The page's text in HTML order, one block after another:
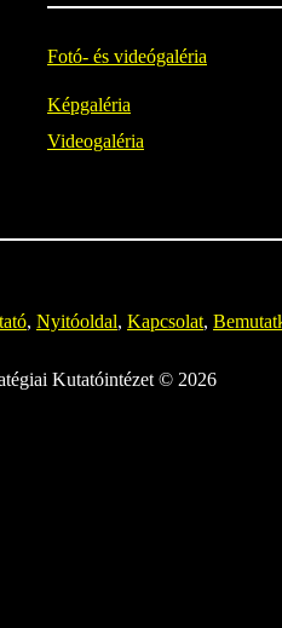
Fotó- és videógaléria
Képgaléria
Videogaléria
, Nyitóoldal, Kapcsolat,
Kutatóintézet © 2026